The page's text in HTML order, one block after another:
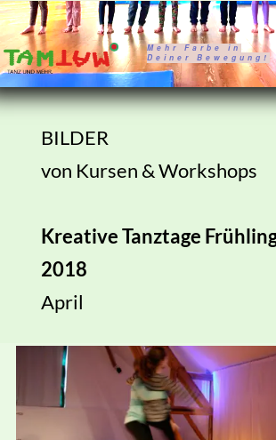
Mehr Farbe in
Deiner Bewegung!
Home
INFO
STUDIOS
KURSE
PRODUKTION
PARTNER
BILDER
Kreative Tanztage Frühlingsferien